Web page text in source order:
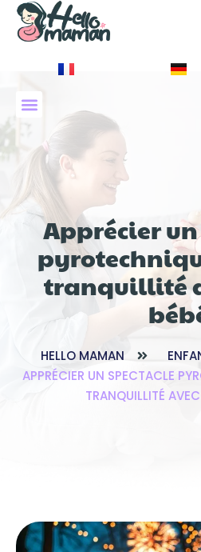
Apprécier
tranquillité
HELLO MAMAN
APPRÉCIER UN SPECTACLE
TRANQUILLITÉ